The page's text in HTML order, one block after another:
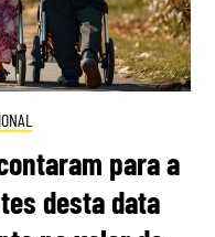
para a
desta data